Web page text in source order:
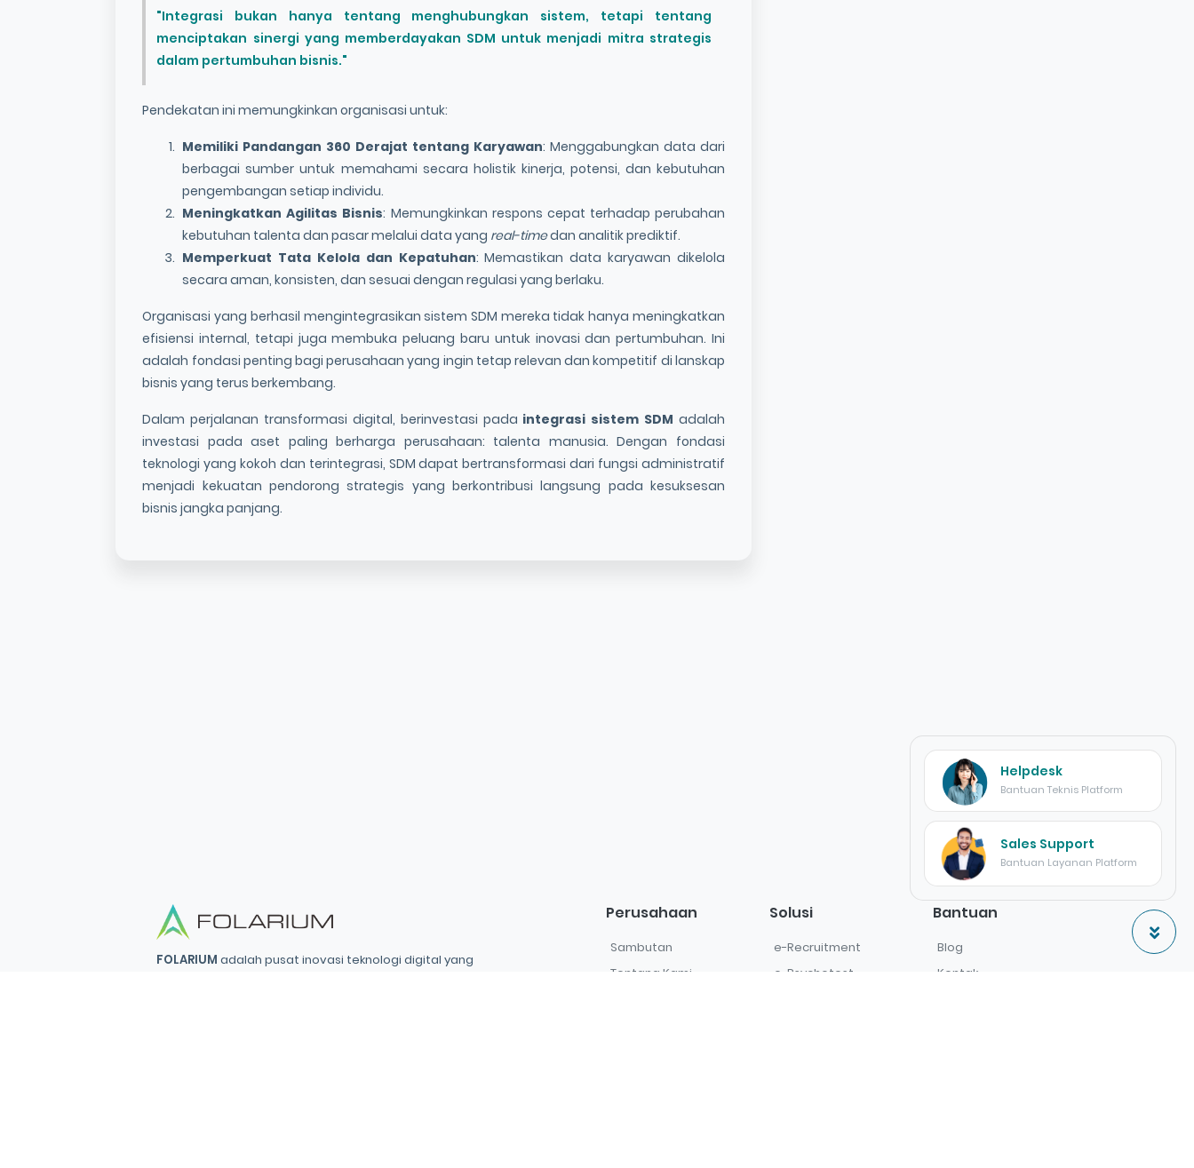
"Integrasi bukan hanya tentang menghubungkan sistem, tetapi tentang
menciptakan sinergi yang memberdayakan SDM untuk menjadi mitra strategis
dalam pertumbuhan bisnis."
Pendekatan ini memungkinkan organisasi untuk:
Memiliki Pandangan 360 Derajat tentang Karyawan: Menggabungkan data dari
berbagai sumber untuk memahami secara holistik kinerja, potensi, dan kebutuhan
pengembangan setiap individu.
Meningkatkan Agilitas Bisnis: Memungkinkan respons cepat terhadap perubahan
kebutuhan talenta dan pasar melalui data yang real-timedan analitik prediktif.
Memperkuat Tata Kelola dan Kepatuhan: Memastikan data karyawan dikelola
secara aman, konsisten, dan sesuai dengan regulasi yang berlaku.
Organisasi yang berhasil mengintegrasikan sistem SDM mereka tidak hanya meningkatkan
efisiensi internal, tetapi juga membuka peluang baru untuk inovasi dan pertumbuhan. Ini
adalah fondasi penting bagi perusahaan yang ingin tetap relevan dan kompetitif di lanskap
bisnis yang terus berkembang.
Dalam perjalanan transformasi digital, berinvestasi pada integrasi sistem SDM adalah
investasi pada aset paling berharga perusahaan: talenta manusia. Dengan fondasi
teknologi yang kokoh dan terintegrasi, SDM dapat bertransformasi dari fungsi administratif
menjadi kekuatan pendorong strategis yang berkontribusi langsung pada kesuksesan
bisnis jangka panjang.
FOLARIUM adalah pusat inovasi teknologi digital yang
Perusahaan
Sambutan
Tentang Kami
Solusi
e-Recruitment
e-Psychotest
Bantuan
Blog
Kontak
Helpdesk
Bantuan Teknis Platform
Sales Support
Bantuan Layanan Platform